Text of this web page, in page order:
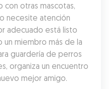
otras mascotas,
necesite atención
adecuado está listo
un miembro más de la
guardería de perros
organiza un encuentro
mejor amigo.